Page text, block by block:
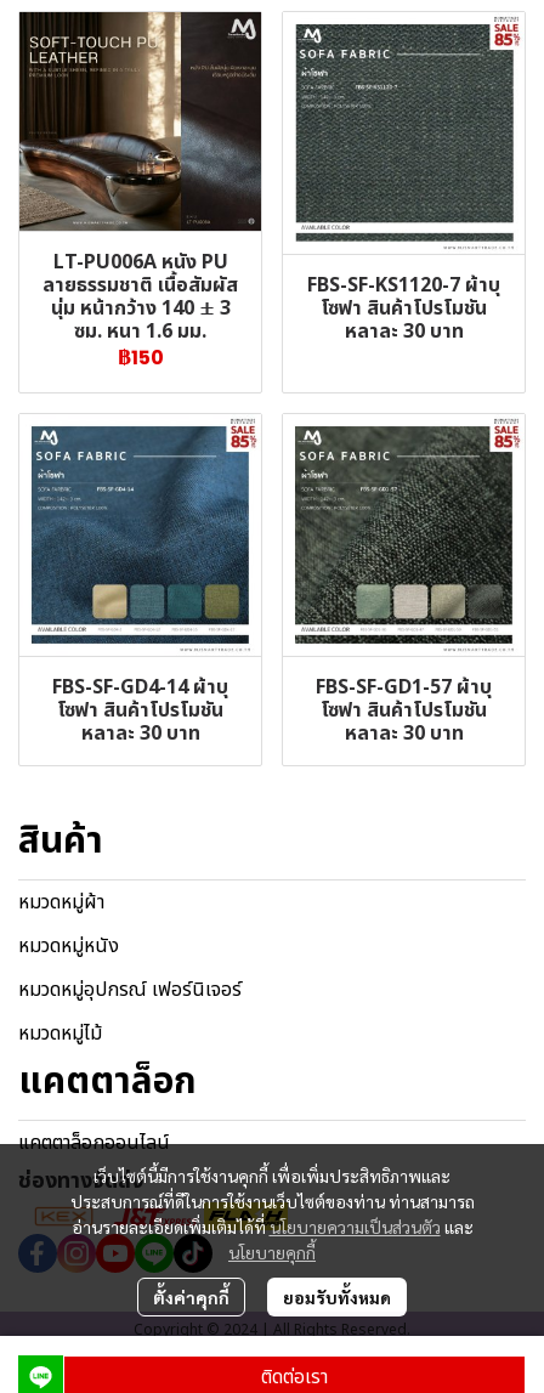
LT-PU006A หนัง PU
ลายธรรมชาติ เนื้อสัมผัส
นุ่ม หน้ากว้าง 140 ± 3
ซม. หนา 1.6 มม.
฿150
FBS-SF-KS1120-7 ผ้าบุ
โซฟา สินค้าโปรโมชัน
หลาละ 30 บาท
FBS-SF-GD4-14 ผ้าบุ
โซฟา สินค้าโปรโมชัน
หลาละ 30 บาท
FBS-SF-GD1-57 ผ้าบุ
โซฟา สินค้าโปรโมชัน
หลาละ 30 บาท
ติดต่อเรา
เว็บไซต์นี้มีการใช้งานคุกกี้ เพื่อเพิ่มประสิทธิภาพและ
ประสบการณ์ที่ดีในการใช้งานเว็บไซต์ของท่าน ท่านสามารถ
อ่านรายละเอียดเพิ่มเติมได้ที่นโยบายความเป็นส่วนตัว และ
นโยบายคุกกี้
ตั้งค่าคุกกี้ ยอมรับทั้งหมด
สินค้า
หมวดหมู่ผ้า
หมวดหมู่หนัง
หมวดหมู่อุปกรณ์ เฟอร์นิเจอร์
หมวดหมู่ไม้
แคตตาล็อก
แคตตาล็อกออนไลน์
ช่องทางจัดส่ง
Copyright © 2024 | All Rights Reserved.
ผู้เข้าชมวันนี้1,099